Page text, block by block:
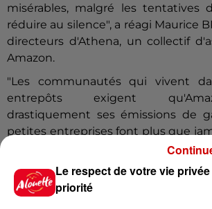
misérables, malgré les tentatives
réduire au silence", a réagi Maurice
directeurs d'Athena, un collectif
Amazon.
"Les communautés qui vivent
entrepôts exigent
drastiquement ses émissions de
petites entreprises font plus que
contrer ses pratique anti-
continué.
Des critiques que Jeff
Le respect de votre vie
priorité